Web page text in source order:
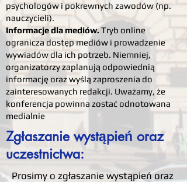
psychologów i pokrewnych zawodów (np.
nauczycieli).
Informacje dla mediów.Tryb online
ogranicza dostęp mediów i prowadzenie
wywiadów dla ich potrzeb. Niemniej,
organizatorzy zaplanują odpowiednią
informację oraz wyślą zaproszenia do
zainteresowanych redakcji. Uważamy, że
konferencja powinna zostać odnotowana
medialnie
Zgłaszanie wystąpień oraz
uczestnictwa:
Prosimy o zgłaszanie wystąpień oraz